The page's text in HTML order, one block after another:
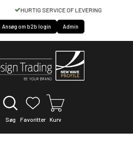
SERVICE OF LEVERING
Ansøg om b2b login Admin
Søg Favoritter Kurv